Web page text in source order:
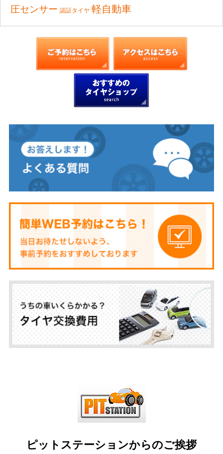
圧センサー 認証タイヤ 軽自動車
ピットステーションからのご挨拶